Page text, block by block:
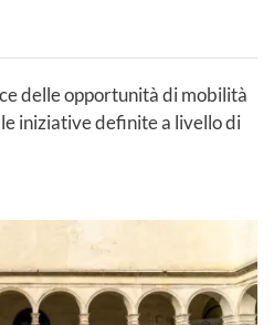
delle opportunità di mobilità
iniziative definite a livello di